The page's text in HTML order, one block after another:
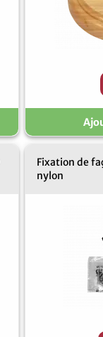
Fixation de
nylon